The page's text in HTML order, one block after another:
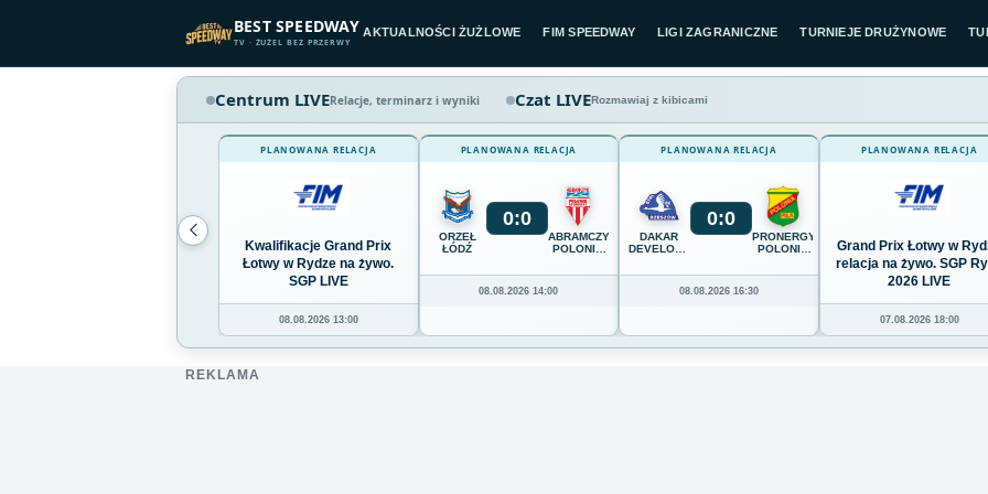
BEST SPEEDWAY
TV · ŻUŻEL BEZ PRZERWY
AKTUALNOŚCI ŻUŻLOWE FIM SPEEDWAY LIGI ZAGRANICZNE TURNIEJE DRUŻYNOWE
Centrum LIVERelacje, terminarz i wyniki Czat LIVERozmawiaj z kibicami
PLANOWANA RELACJA
Kwalifikacje Grand Prix
Łotwy w Rydze na żywo.
SGP LIVE
08.08.2026 13:00
PLANOWANA RELACJA
ORZEŁ
ŁÓDŹ
0:0
ABRAMCZYK
POLONIA
08.08.2026 14:00
PLANOWANA RELACJA
DAKAR
DEVELOPMENT
RZESZÓW
0:0
PRONERGY
POLONIA
08.08.2026 16:30
PLANOWANA RELACJA
Grand Prix Łotwy w
relacja na żywo. SGP
2026 LIVE
07.08.2026 18:00
REKLAMA